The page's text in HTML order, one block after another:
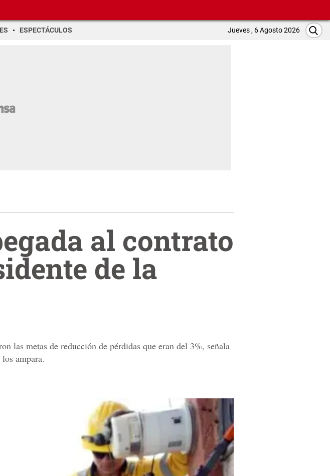
ESPECTÁCULOS Jueves , 6 Agosto 2026
al contrato
de la
las metas de reducción de pérdidas que eran del 3%, señala
ampara.